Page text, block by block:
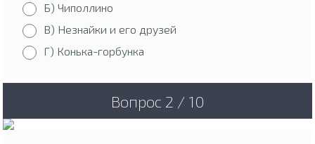
Б) Чиполлино
В) Незнайки и его друзей
Г) Конька-горбунка
Вопрос 2 / 10